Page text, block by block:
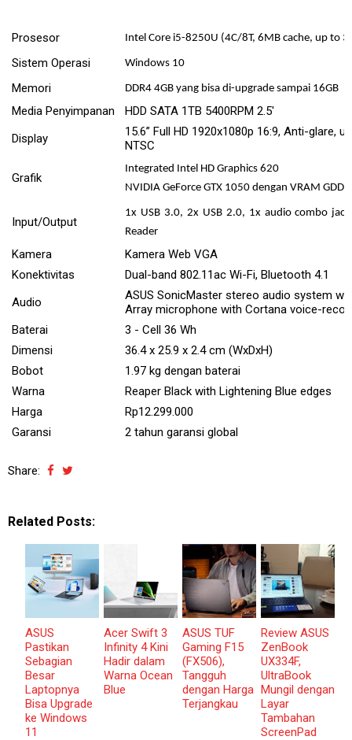
Prosesor Intel Core i5-8250U (4C/8T, 6MB cache, up to
Sistem Operasi Windows 10
Memori DDR4 4GB yang bisa di-upgrade sampai16GB
Media Penyimpanan HDD SATA 1TB 5400RPM 2.5'
Display
15.6” Full HD 1920x1080p 16:9, Anti-glare,
NTSC
Grafik
Integrated Intel HD Graphics 620
NVIDIA GeForce GTX 1050 dengan VRAM
Input/Output
1x USB 3.0, 2x USB 2.0, 1x audio combo
Reader
Kamera Kamera Web VGA
Konektivitas
Dual-band 802.11ac Wi-Fi, Bluetooth 4.1
Audio
ASUS SonicMaster stereo audio system
Array microphone with Cortana voice-
Baterai
3 - Cell 36 Wh
Dimensi
36.4 x 25.9 x 2.4 cm (WxDxH)
Bobot
1.97 kg dengan baterai
Warna
Reaper Black with Lightening Blue edges
Harga
Rp12.299.000
Garansi
2 tahun garansi global
Share:
Related Posts:
ASUS
Pastikan
Sebagian
Besar
Laptopnya
Bisa Upgrade
ke Windows
11
Acer Swift 3
Infinity 4 Kini
Hadir dalam
Warna Ocean
Blue
ASUS TUF
Gaming F15
(FX506),
Tangguh
dengan Harga
Terjangkau
Review ASUS
ZenBook
UX334F,
UltraBook
Mungil dengan
Layar
Tambahan
ScreenPad